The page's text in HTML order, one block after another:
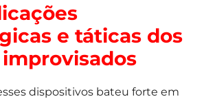
e táticas dos
dispositivos bateu forte em